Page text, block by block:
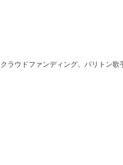
クラウドファンディング、バリトン